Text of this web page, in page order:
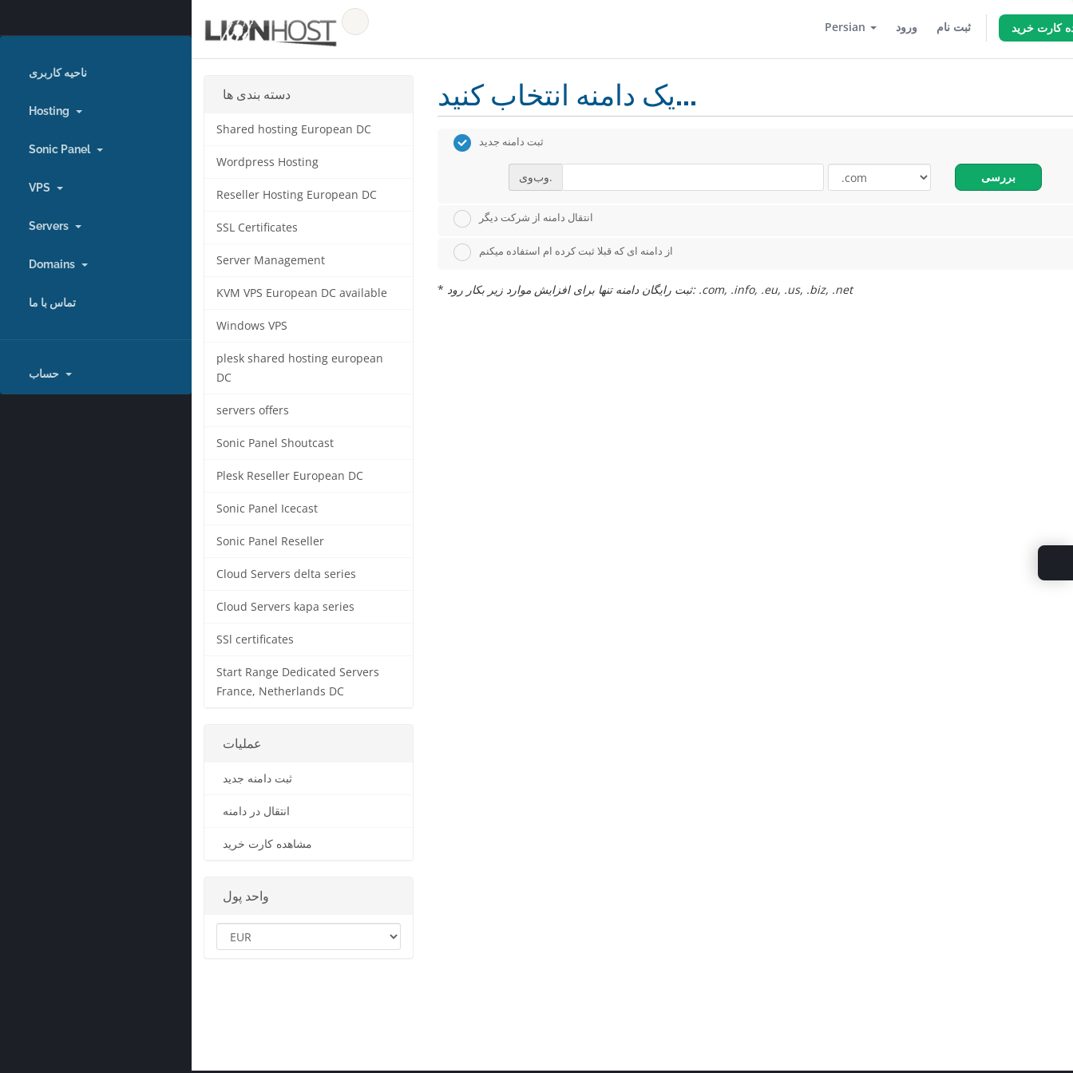
Persian ورود ثبت نام کارت خرید
ناحیه کاربری
Hosting
Sonic Panel
VPS
Servers
Domains
تماس با ما
دسته بندی ها
Shared hosting European DC
Wordpress Hosting
Reseller Hosting European DC
SSL Certificates
Server Management
KVM VPS European DC available
Windows VPS
plesk shared hosting european
DC
servers offers
Sonic Panel Shoutcast
Plesk Reseller European DC
Sonic Panel Icecast
Sonic Panel Reseller
Cloud Servers delta series
Cloud Servers kapa series
SSl certificates
Start Range Dedicated Servers
France, Netherlands DC
عملیات
ثبت دامنه جدید
انتقال در دامنه
مشاهده کارت خرید
واحد پول
یک دامنه انتخاب کنید...
ثبت دامنه جدید
وب‌وی. بررسی
انتقال دامنه از شرکت دیگر
از دامنه ای که قبلا ثبت کرده ام استفاده میکنم
* ثبت رایگان دامنه تنها برای افزایش موارد زیر بکار رود: .com, .info, .eu, .us, .biz, .net